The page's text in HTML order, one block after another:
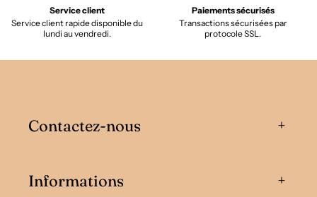
Service client
Service client rapide disponible du
lundi au vendredi.
Paiements sécurisés
Transactions sécurisées par
protocole SSL.
Contactez-nous
Informations